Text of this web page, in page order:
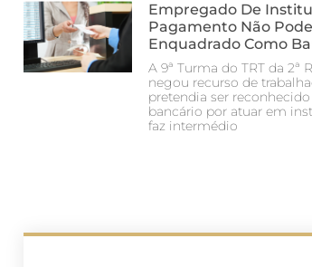
Empregado De
Pagamento Não
Enquadrado Como
A 9ª Turma do TRT da 2ª
negou recurso de
pretendia ser
bancário por atuar em
faz intermédio